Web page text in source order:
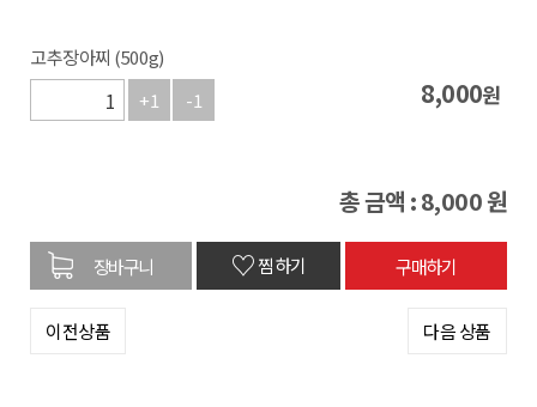
고추장아찌 (500g)
+1
-1 8,000원
총 금액 :8,000원
♡찜하기
이전상품 다음 상품